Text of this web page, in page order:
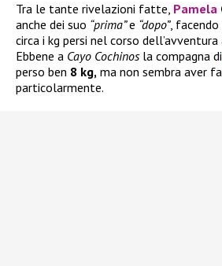
Tra le tante rivelazioni fatte, Pamela
anche dei suo “prima”e “dopo”,
circa i kg persi nel corso dell’avventura
Ebbene a Cayo Cochinosla compagna di
perso ben 8 kg, ma non sembra aver
particolarmente.